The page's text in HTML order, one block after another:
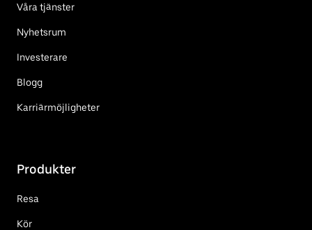
Våra tjänster
Nyhetsrum
Investerare
Blogg
Karriärmöjligheter
Produkter
Resa
Kör